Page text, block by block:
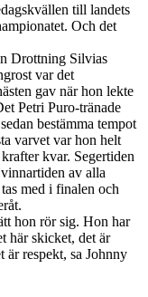
till landets
Och det
Drottning Silvias
var det
gav när hon lekte
Petri Puro-tränade
bestämma tempot
varvet var hon helt
kvar. Segertiden
av alla
med i finalen och
hon rör sig. Hon har
här skicket, det är
är respekt, sa Johnny